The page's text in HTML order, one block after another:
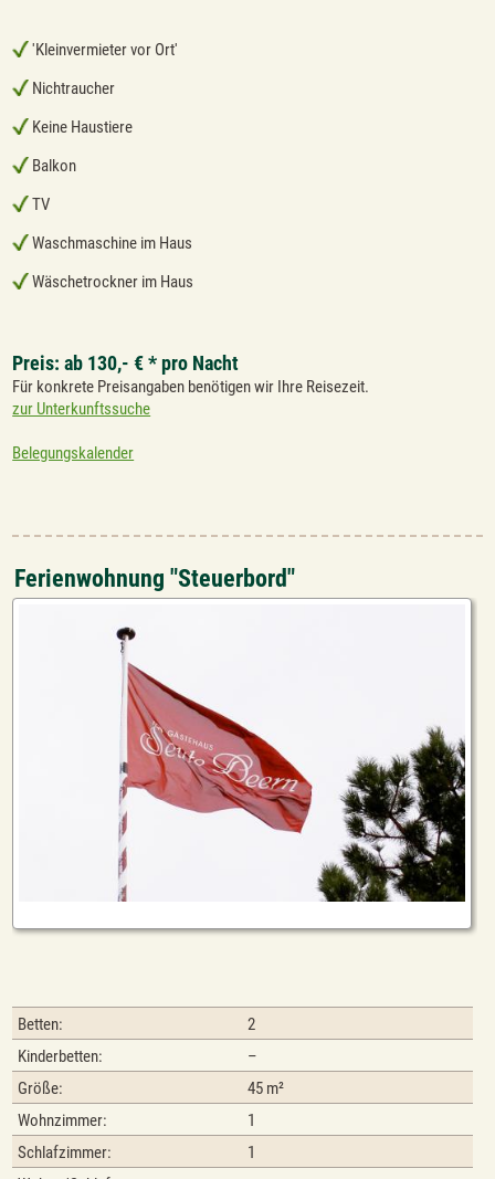
'Kleinvermieter vor Ort'
Nichtraucher
Keine Haustiere
Balkon
TV
Waschmaschine im Haus
Wäschetrockner im Haus
Preis: ab 130,- € * pro Nacht
Für konkrete Preisangaben benötigen wir Ihre Reisezeit.
zur Unterkunftssuche
Belegungskalender
Ferienwohnung "Steuerbord"
Betten:
2
Kinderbetten:
–
Größe:
45 m²
Wohnzimmer:
1
Schlafzimmer:
1